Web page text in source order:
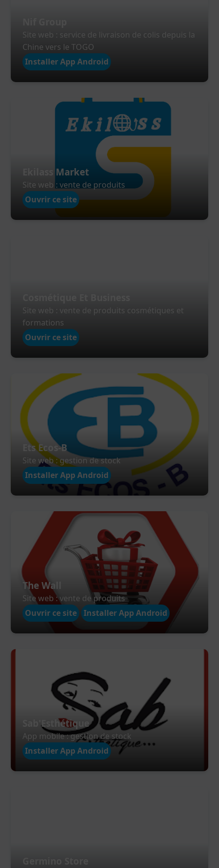
Site web : service de livraison de colis depuis la
Chine vers le TOGO
Installer App Android
Ekilass Market
Site web : vente de produits
Ouvrir ce site
Site web : vente de produits cosmétiques et
formations
Ouvrir ce site
Ets Ecos-B
Site web : gestion de stock
Installer App Android
The Wall
Site web : vente de produits
Ouvrir ce site
Installer App Android
Sab'Esthétique
App mobile : gestion de stock
Installer App Android